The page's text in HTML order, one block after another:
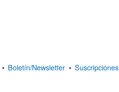
• Boletín/Newsletter • Suscripciones